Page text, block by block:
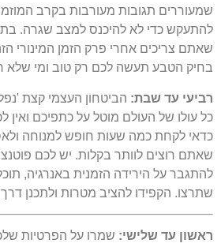
שמעוררים תגובות מעורבות בקרב
להתעקש כדי לא להיכנס למצב שגרה.
שאתם צריכים אחרי פרק הזמן המינורי
בחיק הטבע תעשה לכם רק טוב ומי שלא
רביעי עד שבת: הביטחון העצמי קצת
כל עולו של העולם מוטל על כתפיכם ואין
כדאי לקחת כמה שעות חופש למנוחה
שאתם רוצים לוותר בקלות. יש לכם
להתגבר על הירידה הזמנית באנרגיה,
שתרצו. הקפידו להציב מטרות ולתכנן
ראשון עד שלישי: שמרו על הפרטיות